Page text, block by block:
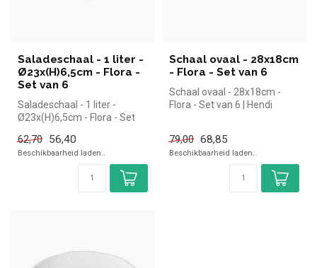
Saladeschaal - 1 liter -
Ø23x(H)6,5cm - Flora -
Set van 6
Saladeschaal - 1 liter -
Ø23x(H)6,5cm - Flora - Set
62,70
56,40
Beschikbaarheid laden..
Schaal ovaal - 28x18cm
- Flora - Set van 6
Schaal ovaal - 28x18cm -
Flora - Set van 6 | Hendi
79,00 68,85
Beschikbaarheid laden..